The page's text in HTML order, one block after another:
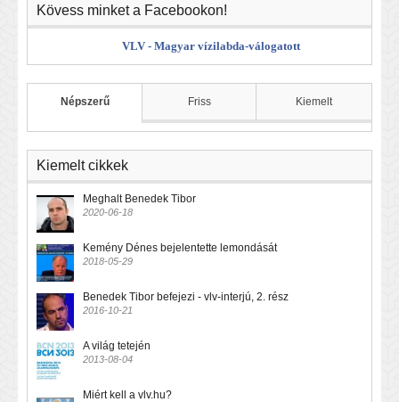
Kövess minket a Facebookon!
VLV - Magyar vízilabda-válogatott
Népszerű Friss Kiemelt
Kiemelt cikkek
Meghalt Benedek Tibor
2020-06-18
Kemény Dénes bejelentette lemondását
2018-05-29
Benedek Tibor befejezi - vlv-interjú, 2. rész
2016-10-21
A világ tetején
2013-08-04
Miért kell a vlv.hu?